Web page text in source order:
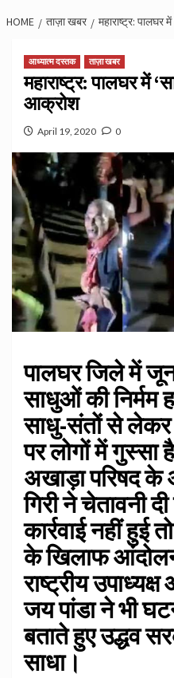
HOME ताज़ा खबर महाराष्ट्र: पालघर
आध्यात्म दस्तक ताज़ा खबर
महाराष्ट्र: पालघर में
आक्रोश
April 19, 2020 0
पालघर जिले में
साधुओं की निर्मम
साधु-संतों से लेकर
पर लोगों में
अखाड़ा परिषद के
गिरी ने चेतावनी
कार्रवाई नहीं हुई
के खिलाफ
राष्ट्रीय
जय पांडा ने भी
बताते हुए उद्धव
साधा।